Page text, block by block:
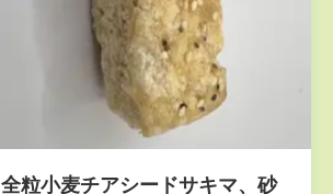
全粒小麦チアシードサキマ、砂